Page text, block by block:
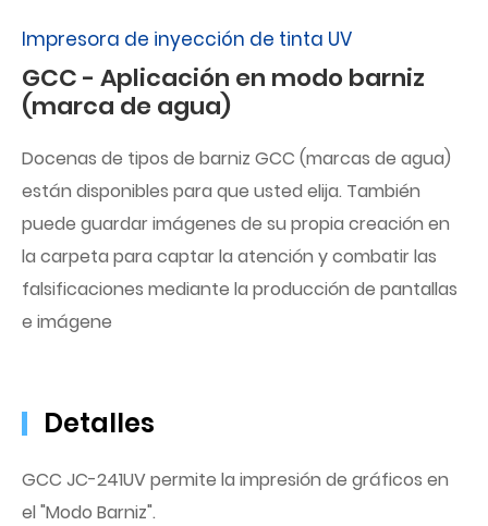
Impresora de inyección de tinta UV
GCC - Aplicación en modo barniz
(marca de agua)
Docenas de tipos de barniz GCC (marcas de agua)
están disponibles para que usted elija. También
puede guardar imágenes de su propia creación en
la carpeta para captar la atención y combatir las
falsificaciones mediante la producción de pantallas
e imágene
Detalles
GCC JC-241UV permite la impresión de gráficos en
el "Modo Barniz".